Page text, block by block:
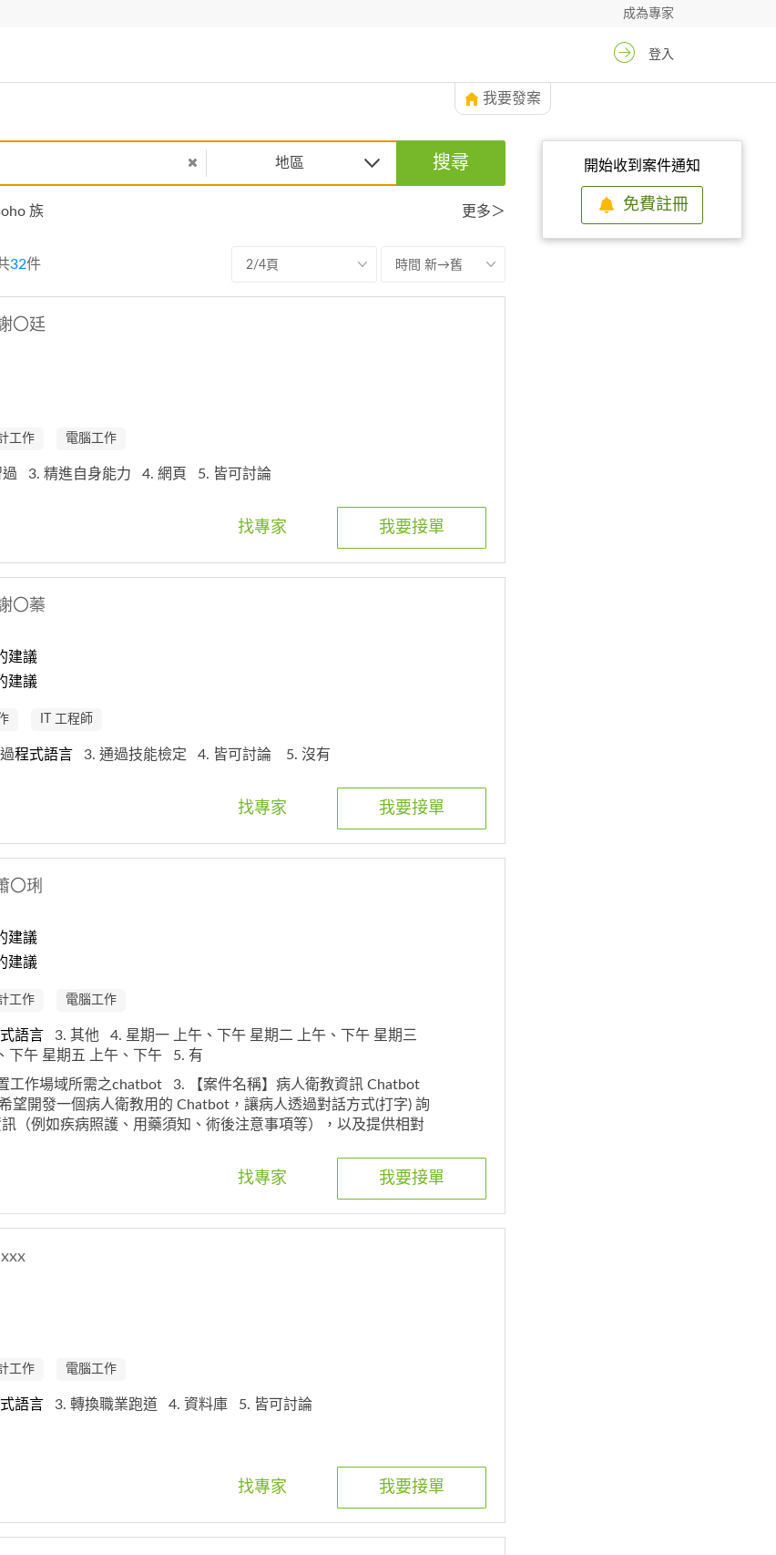
成為專家
登入
我要發案
開始收到案件通知
免費註冊
地區 搜尋
族 更多＞
32件 2/4頁 時間 新→舊
〇廷
工作 電腦工作
過 3. 精進自身能力 4. 網頁 5. 皆可討論
我要接單
找專家
〇蓁
建議
建議
IT 工程師
程式語言 3. 通過技能檢定 4. 皆可討論 5. 沒有
我要接單
找專家
〇琍
建議
建議
工作 電腦工作
語言 3. 其他
4. 星期一 上午、下午 星期二 上午、下午 星期三
下午 星期五 上午、下午
5. 有
工作場域所需之chatbot
3. 【案件名稱】病人衛教資訊 Chatbot
望開發一個病人衛教用的 Chatbot，讓病人透過對話方式(打字) 詢
（例如疾病照護、用藥須知、術後注意事項等），以及提供相對
網頁APP進行Chatbot功能，同時這個LINE官方帳號可以作為我們
我要接單
找專家
工作 電腦工作
語言 3. 轉換職業跑道 4. 資料庫
5. 皆可討論
我要接單
找專家